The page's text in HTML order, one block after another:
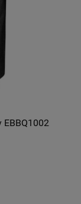
EBBQ1002